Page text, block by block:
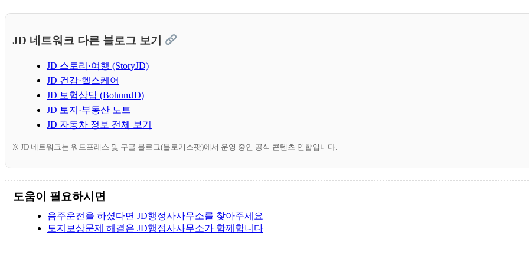
JD 네트워크 다른 블로그 보기
JD 스토리·여행 (StoryJD)
JD 건강·헬스케어
JD 보험상담 (BohumJD)
JD 토지·부동산 노트
JD 자동차 정보 전체 보기
※ JD 네트워크는 워드프레스 및 구글 블로그(블로거스팟)에서 운영 중인 공식 콘텐츠 연합입니다.
도움이 필요하시면
음주운전을 하셨다면 JD행정사사무소를 찾아주세요
토지보상문제 해결은 JD행정사사무소가 함께합니다